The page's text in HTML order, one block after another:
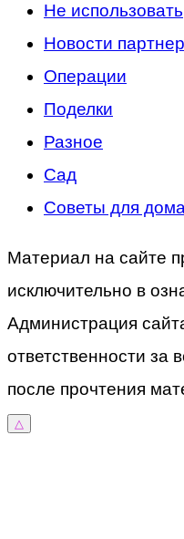
Не использовать
Новости
Операции
Поделки
Разное
Сад
Советы для дома
Материал на сайте
исключительно в
Администрация
ответственности за
после прочтения